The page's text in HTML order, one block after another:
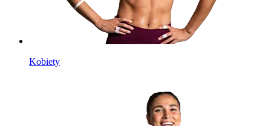
Kobiety